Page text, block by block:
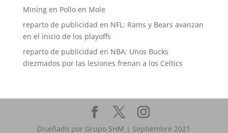
Miningen Pollo en Mole
reparto de publicidad en NFL: Rams y Bears avanzan
en el inicio de los playoffs
reparto de publicidad en NBA: Unos Bucks
diezmados por las lesiones frenan a los Celtics
Diseñado por Grupo SHM | Septiembre 2021